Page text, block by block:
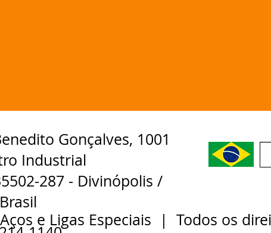
Gonçalves, 1001
Industrial
287 - Divinópolis /
Aços e Ligas Especiais | Todos os